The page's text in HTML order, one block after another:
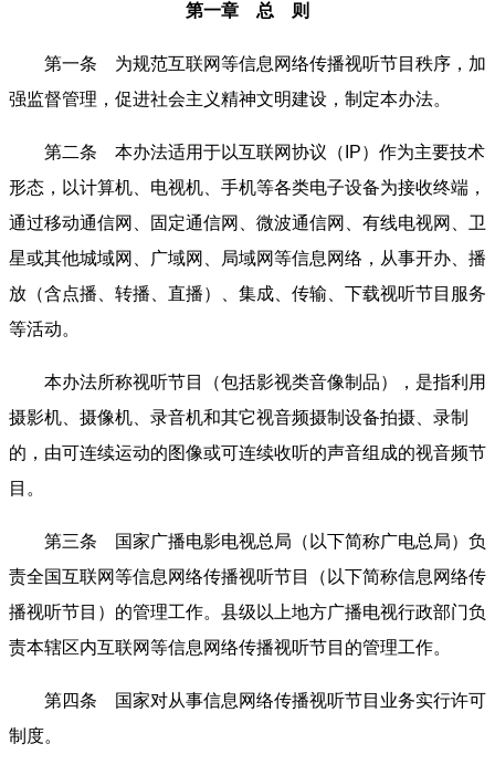
第一章 总 则
第一条 为规范互联网等信息网络传播视听节目秩序，加
强监督管理，促进社会主义精神文明建设，制定本办法。
第二条 本办法适用于以互联网协议（IP）作为主要技术
形态，以计算机、电视机、手机等各类电子设备为接收终端，
通过移动通信网、固定通信网、微波通信网、有线电视网、卫
星或其他城域网、广域网、局域网等信息网络，从事开办、播
放（含点播、转播、直播）、集成、传输、下载视听节目服务
等活动。
本办法所称视听节目（包括影视类音像制品），是指利用
摄影机、摄像机、录音机和其它视音频摄制设备拍摄、录制
的，由可连续运动的图像或可连续收听的声音组成的视音频节
目。
第三条 国家广播电影电视总局（以下简称广电总局）负
责全国互联网等信息网络传播视听节目（以下简称信息网络传
播视听节目）的管理工作。县级以上地方广播电视行政部门负
责本辖区内互联网等信息网络传播视听节目的管理工作。
第四条 国家对从事信息网络传播视听节目业务实行许可
制度。